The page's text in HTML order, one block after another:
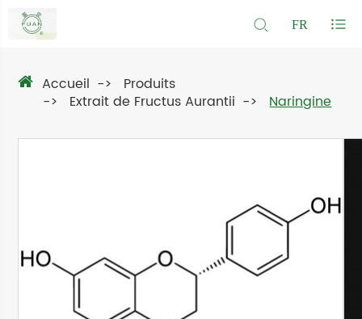
FR
Accueil
Produits
Extrait de Fructus Aurantii
Naringine